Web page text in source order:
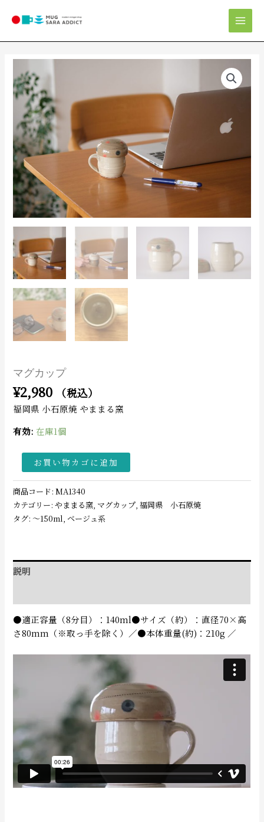
マグカップ
¥2,980 （税込）
福岡県 小石原焼 やままる窯
有効: 在庫1個
グ
カ
プ
個
お買い物カゴに追加
商品コード:MA1340
カテゴリー:やままる窯, マグカップ,福岡県 小石原焼
タグ:〜150ml,ベージュ系
説明
●適正容量（8分目）：140ml●サイズ（約）：直径70×高
さ80mm（※取っ手を除く）／●本体重量(約)：210g ／